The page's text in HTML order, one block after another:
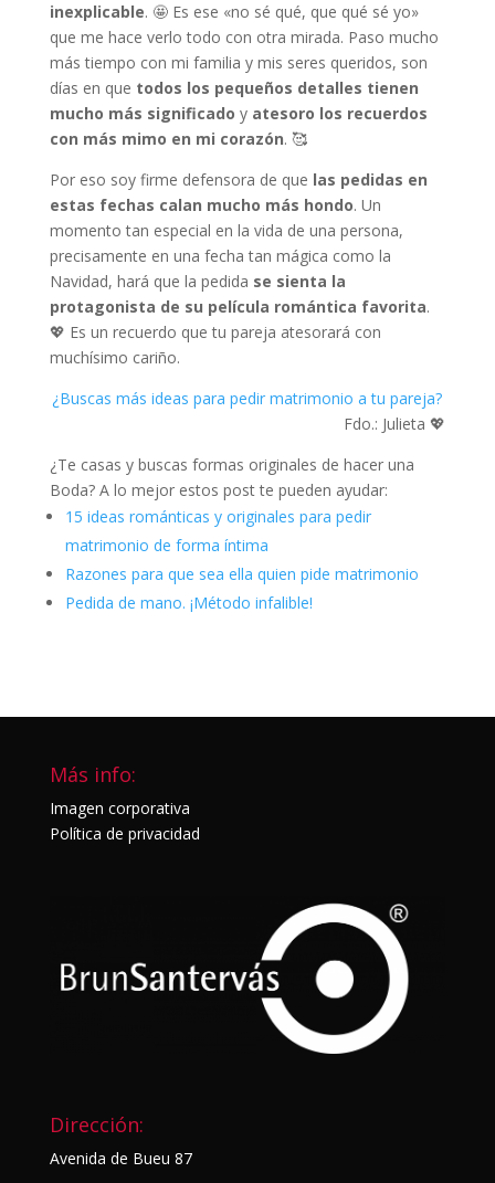
inexplicable. 🤩 Es ese «no sé qué, que qué sé yo»
que me hace verlo todo con otra mirada. Paso mucho
más tiempo con mi familia y mis seres queridos, son
días en que todos los pequeños detalles tienen
mucho más significado y atesoro los recuerdos
con más mimo en mi corazón. 🥰
Por eso soy firme defensora de que las pedidas en
estas fechas calan mucho más hondo. Un
momento tan especial en la vida de una persona,
precisamente en una fecha tan mágica como la
Navidad, hará que la pedida se sienta la
protagonista de su película romántica favorita.
💖 Es un recuerdo que tu pareja atesorará con
muchísimo cariño.
¿Buscas más ideas para pedir matrimonio a tu pareja?
Fdo.: Julieta 💖
¿Te casas y buscas formas originales de hacer una
Boda? A lo mejor estos post te pueden ayudar:
15 ideas románticas y originales para pedir
matrimonio de forma íntima
Razones para que sea ella quien pide matrimonio
Pedida de mano. ¡Método infalible!
Más info:
Imagen corporativa
Política de privacidad
Dirección:
Avenida de Bueu 87